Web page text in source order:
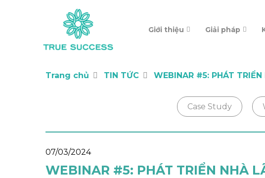
Giới thiệu Giải pháp
Trang chủ TIN TỨC WEBINAR #5: PHÁT
Case Study
07/03/2024
WEBINAR #5: PHÁT TRIỂN NHÀ